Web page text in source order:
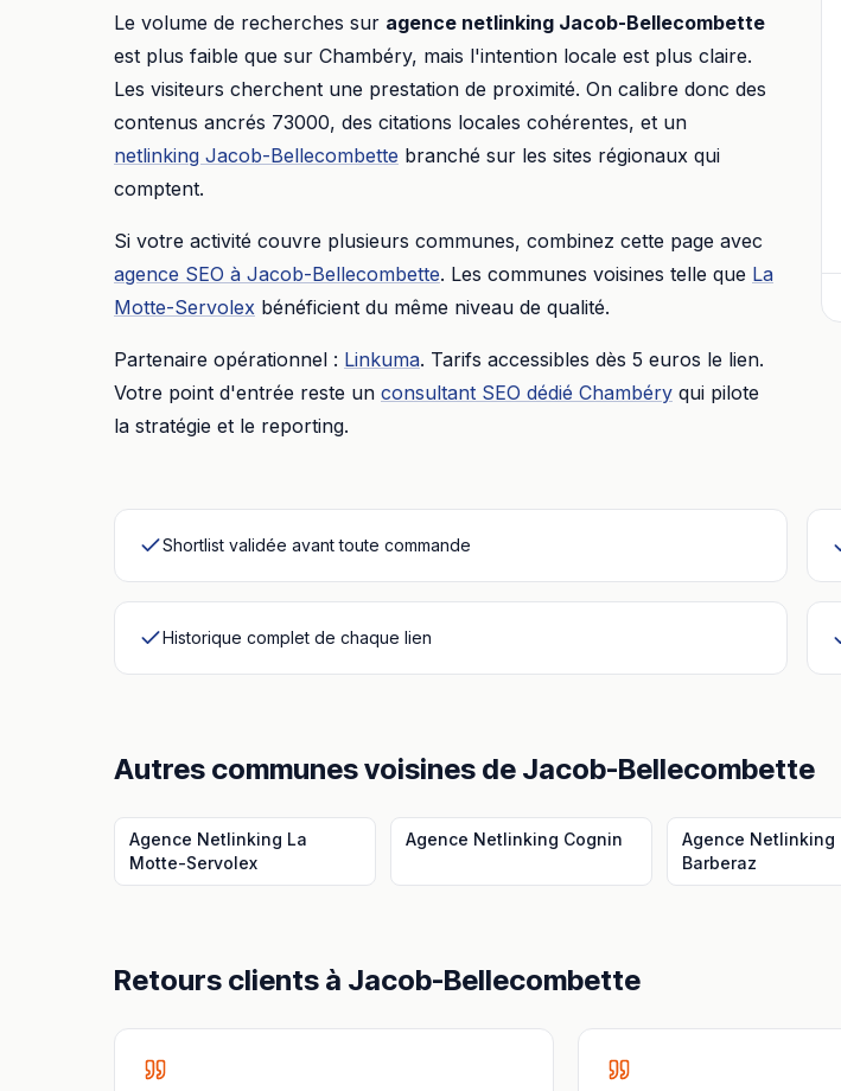
Le volume de recherches sur agence netlinking Jacob-Bellecombette
est plus faible que sur Chambéry, mais l'intention locale est plus claire.
Les visiteurs cherchent une prestation de proximité. On calibre donc des
contenus ancrés 73000, des citations locales cohérentes, et un
netlinking Jacob-Bellecombette branché sur les sites régionaux qui
comptent.
Si votre activité couvre plusieurs communes, combinez cette page avec
agence SEO à Jacob-Bellecombette. Les communes voisines telle que La
Motte-Servolex bénéficient du même niveau de qualité.
Partenaire opérationnel : Linkuma. Tarifs accessibles dès 5 euros le lien.
Votre point d'entrée reste un consultant SEO dédié Chambéry qui pilote
la stratégie et le reporting.
Shortlist validée avant toute commande
Historique complet de chaque lien
Autres communes voisines de Jacob-Bellecombette
Agence Netlinking La
Motte-Servolex
Agence Netlinking Cognin
Agence Netlinking
Barberaz
Retours clients à Jacob-Bellecombette